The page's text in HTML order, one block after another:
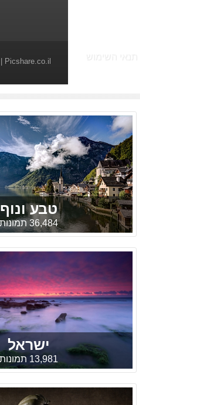
| Picshare.co.il
טבע ונוף
36,484 תמונות
ישראל
13,981 תמונות